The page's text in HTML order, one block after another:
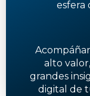
esfera
alto
grandes
digital de